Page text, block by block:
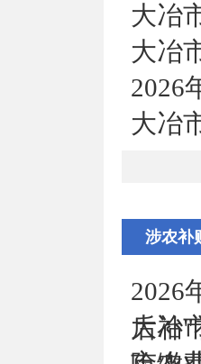
大冶
大冶
2026
大冶
涉农补
2026
后补"
大冶